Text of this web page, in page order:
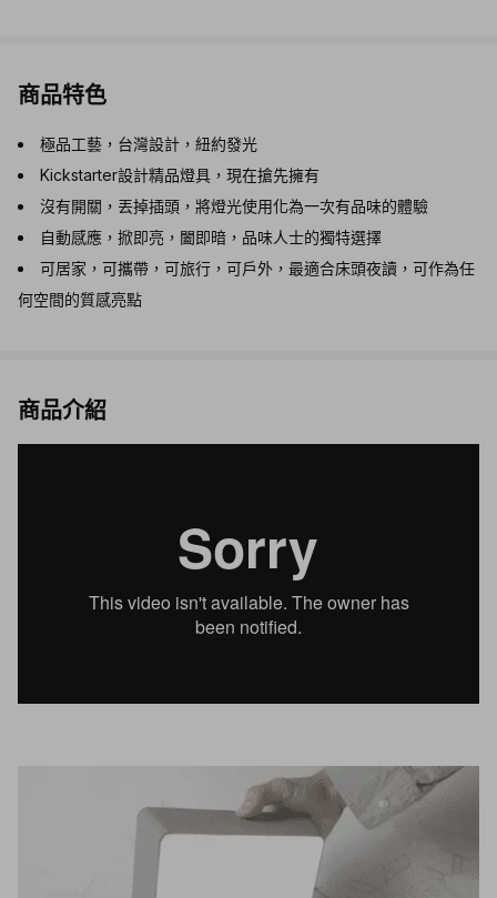
商品特色
極品工藝，台灣設計，紐約發光
Kickstarter設計精品燈具，現在搶先擁有
沒有開關，丟掉插頭，將燈光使用化為一次有品味的體驗
自動感應，掀即亮，闔即暗，品味人士的獨特選擇
可居家，可攜帶，可旅行，可戶外，最適合床頭夜讀，可作為任
何空間的質感亮點
商品介紹